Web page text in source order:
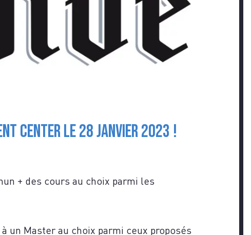
Center le 28 janvier 2023 !
+ des cours au choix parmi les
un Master au choix parmi ceux proposés